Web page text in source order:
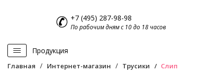
+7 (495) 287-98-98
По рабочим дням с 10 до 18 часов
Продукция
Главная Интернет-магазин Трусики Слип